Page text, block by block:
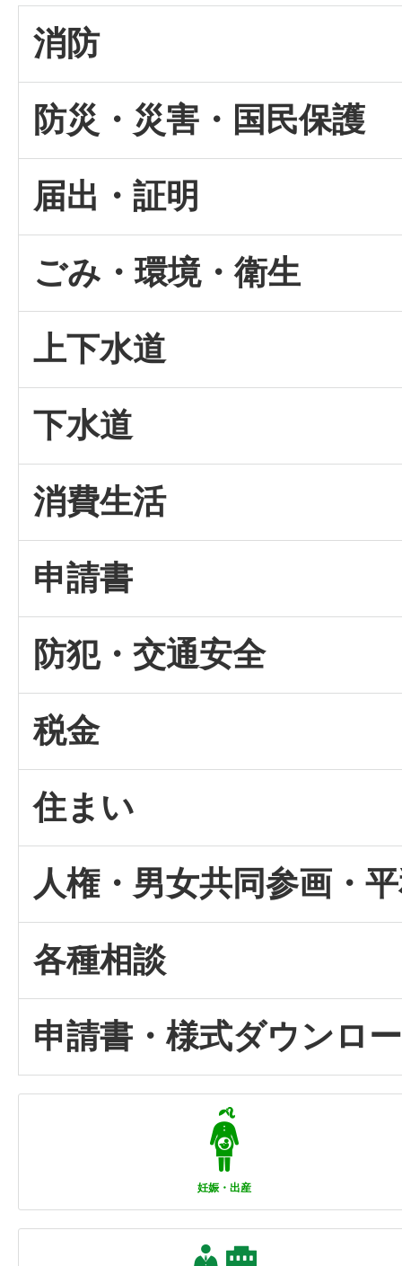
消防
防災・災害・国民保護
届出・証明
ごみ・環境・衛生
上下水道
下水道
消費生活
申請書
防犯・交通安全
税金
住まい
人権・男女共同参画・
各種相談
申請書・様式ダウンロ
妊娠・出産